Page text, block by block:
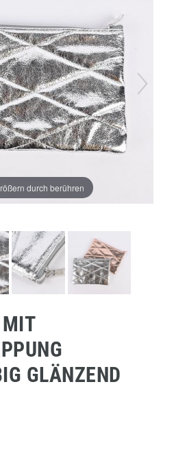
durch berühren
GLÄNZEND